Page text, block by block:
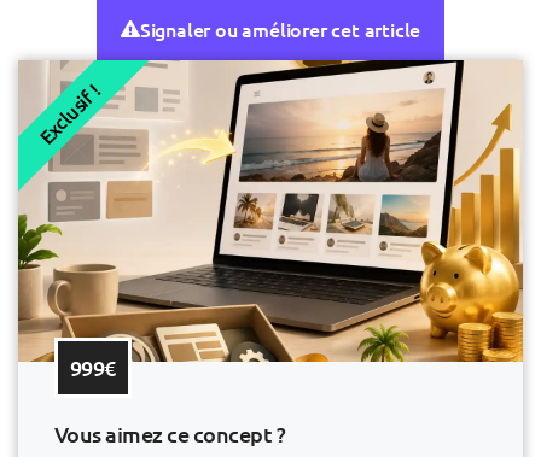
Signaler ou améliorer cet article
999€
Vous aimez ce concept ?
Exclusif !